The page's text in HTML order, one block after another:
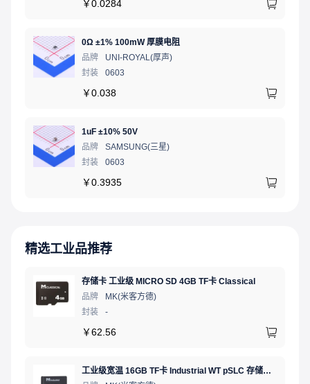
￥0.0284
0Ω ±1% 100mW 厚膜电阻
品牌
UNI-ROYAL(厚声)
封装
0603
￥0.038
1uF ±10% 50V
品牌
SAMSUNG(三星)
封装
0603
￥0.3935
精选工业品推荐
存储卡 工业级 MICRO SD 4GB TF卡 Classical
品牌
MK(米客方德)
封装
-
￥62.56
工业级宽温 16GB TF卡 Industrial WT pSLC 存储卡 MICRO SD LDPC纠错 PE 30K 无人机、行车记录仪、安防监控适配